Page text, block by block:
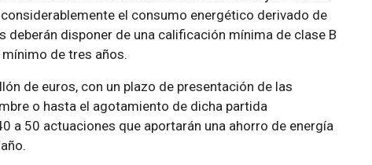
el consumo energético derivado de
deberán disponer de una calificación mínima de clase B
de tres años.
de euros, con un plazo de presentación de las
o hasta el agotamiento de dicha partida
a 50 actuaciones que aportarán una ahorro de energía